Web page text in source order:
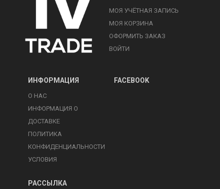
МОЯ УЧЁТНАЯ ЗАПИСЬ
МОЯ КОРЗИНА
ОФОРМИТЬ ЗАКАЗ
ВОЙТИ
ИНФОРМАЦИЯ
О НАС
ИНФОРМАЦИЯ О
ДОСТАВКЕ
ПОЛИТИКА
КОНФИДЕНЦИАЛЬНОСТИ
УСЛОВИЯ
FACEBOOK
РАССЫЛКА